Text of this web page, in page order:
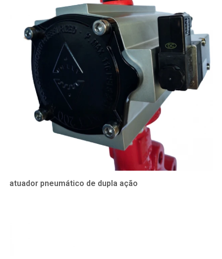
atuador pneumático de dupla ação